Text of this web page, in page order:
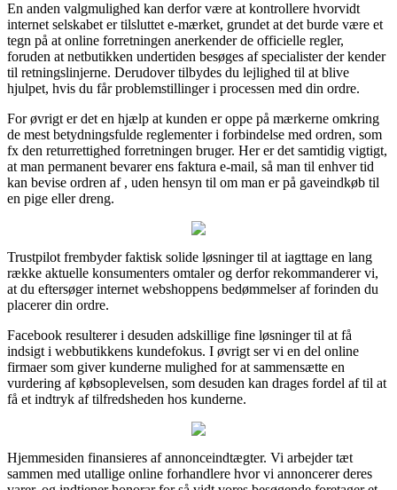
En anden valgmulighed kan derfor være at kontrollere hvorvidt
internet selskabet er tilsluttet e-mærket, grundet at det burde være et
tegn på at online forretningen anerkender de officielle regler,
foruden at netbutikken undertiden besøges af specialister der kender
til retningslinjerne. Derudover tilbydes du lejlighed til at blive
hjulpet, hvis du får problemstillinger i processen med din ordre.
For øvrigt er det en hjælp at kunden er oppe på mærkerne omkring
de mest betydningsfulde reglementer i forbindelse med ordren, som
fx den returrettighed forretningen bruger. Her er det samtidig vigtigt,
at man permanent bevarer ens faktura e-mail, så man til enhver tid
kan bevise ordren af , uden hensyn til om man er på gaveindkøb til
en pige eller dreng.
Trustpilot frembyder faktisk solide løsninger til at iagttage en lang
række aktuelle konsumenters omtaler og derfor rekommanderer vi,
at du eftersøger internet webshoppens bedømmelser af forinden du
placerer din ordre.
Facebook resulterer i desuden adskillige fine løsninger til at få
indsigt i webbutikkens kundefokus. I øvrigt ser vi en del online
firmaer som giver kunderne mulighed for at sammensætte en
vurdering af købsoplevelsen, som desuden kan drages fordel af til at
få et indtryk af tilfredsheden hos kunderne.
Hjemmesiden finansieres af annonceindtægter. Vi arbejder tæt
sammen med utallige online forhandlere hvor vi annoncerer deres